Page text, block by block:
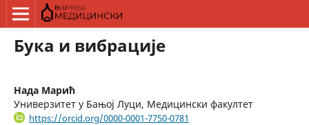
Бука и вибрације
Нада Марић
Универзитет у Бањој Луци, Медицински факултет
https://orcid.org/0000-0001-7750-0781